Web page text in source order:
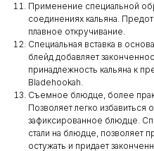
Применение специальной
соединениях кальяна.
плавное откручивание.
Специальная вставка в
блейд добавляет
принадлежность кальяна к
Bladehookah.
Съемное блюдце, более
Позволяет легко избавиться
зафиксированное блюдце.
стали на блюдце, позволяет
остужать и придает